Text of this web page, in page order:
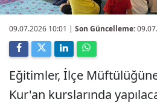
09.07.2026 10:01 | Son Güncelleme:
Eğitimler, İlçe
Kur'an kurslarında